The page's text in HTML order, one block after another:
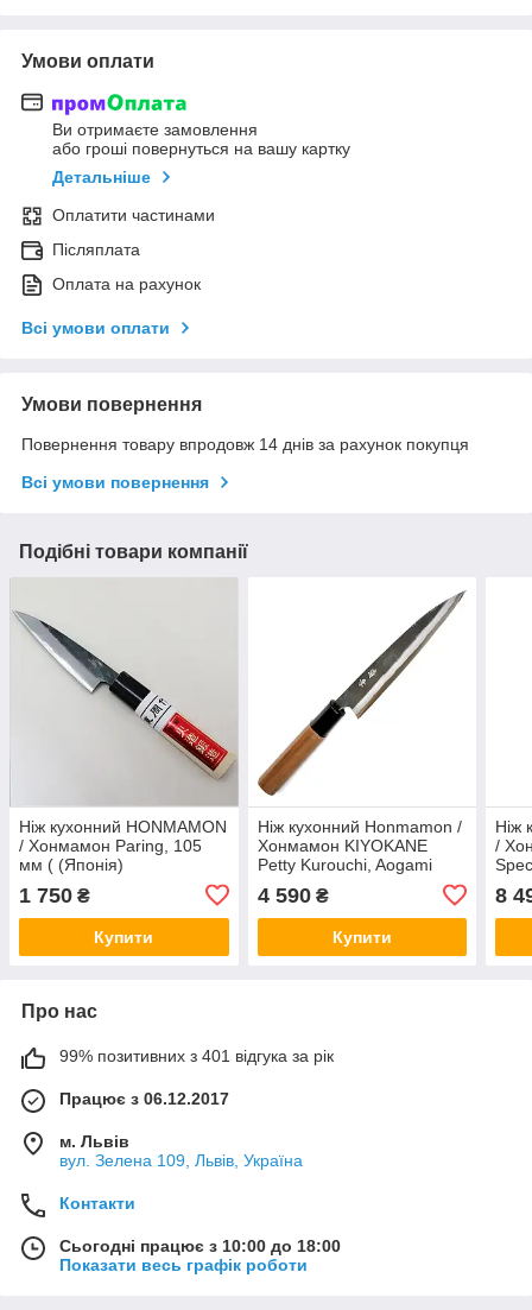
Умови оплати
Ви отримаєте замовлення
або гроші повернуться на вашу картку
Детальніше
Оплатити частинами
Післяплата
Оплата на рахунок
Всі умови оплати
Умови повернення
Повернення товару впродовж 14 днів за рахунок покупця
Всі умови повернення
Подібні товари компанії
Ніж кухонний HONMAMON
/ Хонмамон Paring, 105
мм ( (Японія)
1 750 ₴
Купити
Ніж кухонний Honmamon /
Хонмамон KIYOKANE
Petty Kurouchi, Aogami
(Японія)
4 590₴
Купити
Ніж
/
8
Про нас
99% позитивних з 401 відгука за рік
Працює з 06.12.2017
м. Львів
вул. Зелена 109, Львів, Україна
Контакти
Сьогодні працює з 10:00 до 18:00
Показати весь графік роботи